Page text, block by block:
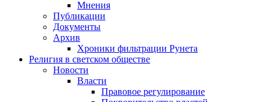
Мнения
Публикации
Документы
Архив
Хроники фильтрации Рунета
Религия в светском обществе
Новости
Власти
Правовое регулирование